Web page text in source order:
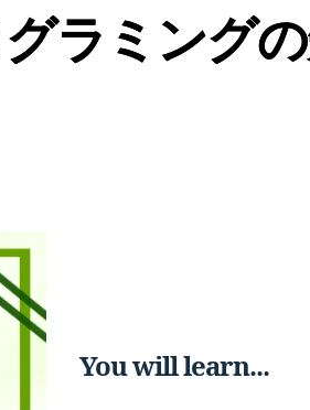
ラミング
You will learn...